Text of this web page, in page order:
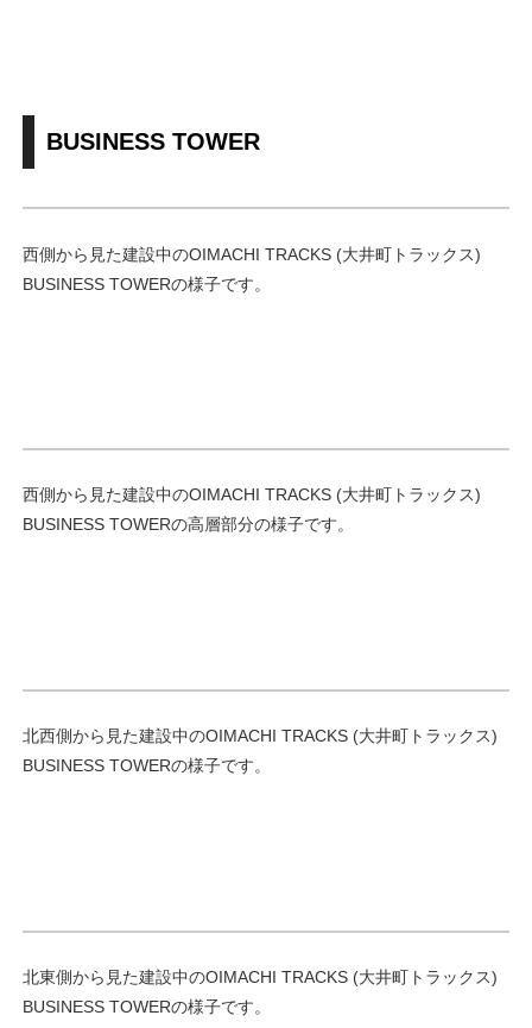
BUSINESS TOWER
西側から見た建設中のOIMACHI TRACKS (大井町トラックス)
BUSINESS TOWERの様子です。
西側から見た建設中のOIMACHI TRACKS (大井町トラックス)
BUSINESS TOWERの高層部分の様子です。
北西側から見た建設中のOIMACHI TRACKS (大井町トラックス)
BUSINESS TOWERの様子です。
北東側から見た建設中のOIMACHI TRACKS (大井町トラックス)
BUSINESS TOWERの様子です。